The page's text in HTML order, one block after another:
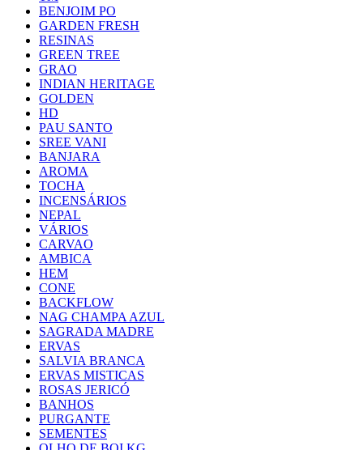
BENJOIM PO
GARDEN FRESH
RESINAS
GREEN TREE
GRAO
INDIAN HERITAGE
GOLDEN
HD
PAU SANTO
SREE VANI
BANJARA
AROMA
TOCHA
INCENSÁRIOS
NEPAL
VÁRIOS
CARVAO
AMBICA
HEM
CONE
BACKFLOW
NAG CHAMPA AZUL
SAGRADA MADRE
ERVAS
SALVIA BRANCA
ERVAS MISTICAS
ROSAS JERICÓ
BANHOS
PURGANTE
SEMENTES